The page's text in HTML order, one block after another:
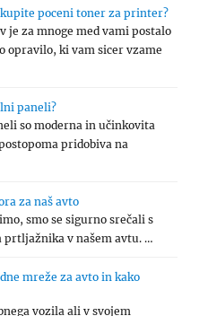
poceni toner za printer?
je za mnoge med vami postalo
opravilo, ki vam sicer vzame
paneli?
so moderna in učinkovita
pridobiva na
za naš avto
smo se sigurno srečali s
prtljažnika v našem avtu. …
mreže za avto in kako
vozila ali v svojem